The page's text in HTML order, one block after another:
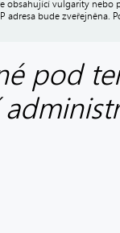
obsahující vulgarity nebo
adresa bude
pod